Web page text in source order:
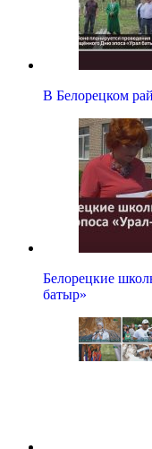
В Белорецком
Белорецкие
батыр»